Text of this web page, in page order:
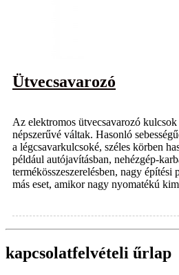
Ütvecsavarozó
Az elektromos ütvecsavarozó kulcsok
népszerűvé váltak. Hasonló
a légcsavarkulcsoké, széles körben
például autójavításban, nehézgép-
termékösszeszerelésben, nagy építési
más eset, amikor nagy nyomatékú
kapcsolatfelvételi űrlap